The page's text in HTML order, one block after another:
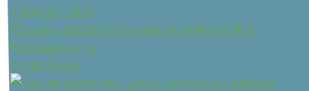
2 марта, 2026
Режим работы Детской клиники «РЖД-
Медицина» в...
Подробнее